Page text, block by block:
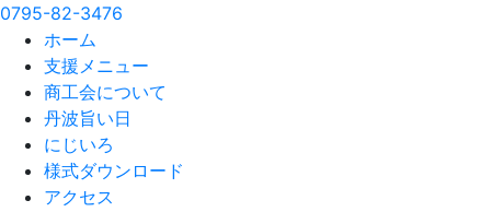
0795-82-3476
ホーム
支援メニュー
商工会について
丹波旨い日
にじいろ
様式ダウンロード
アクセス